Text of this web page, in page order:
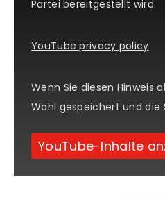
Partei bereitgestellt wird.
YouTube privacy policy
Wenn Sie diesen Hinweis
Wahl gespeichert und die
YouTube-Inhalte